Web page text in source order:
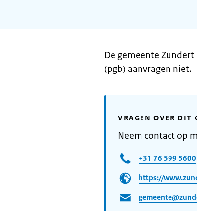
De gemeente
(pgb) aanvragen niet.
VRAGEN OVER DIT
Neem contact op
+31 76 599 5600
https://